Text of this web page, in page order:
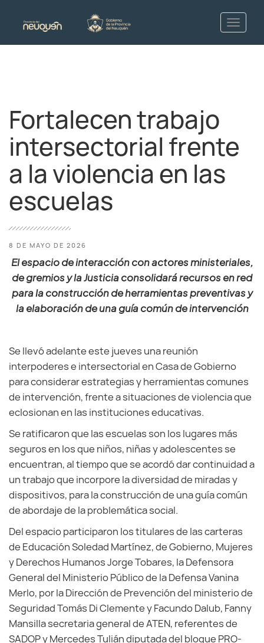
Fortalecen trabajo
intersectorial frente
a la violencia en las
escuelas
8 DE MAYO DE 2026
El espacio de interacción con actores ministeriales,
de gremios y la Justicia consolidará recursos en red
para la construcción de herramientas preventivas y
la elaboración de una guía común de intervención
Se llevó adelante este jueves una reunión
interpoderes e intersectorial en Casa de Gobierno
para considerar estrategias y herramientas comunes
de intervención, frente a situaciones de violencia que
eclosionan en las instituciones educativas.
Se ratificaron que las escuelas son los lugares más
seguros en los que niños, niñas y adolescentes se
encuentran, al tiempo que se acordó dar continuidad a
un trabajo que incorpore la diversidad de miradas y
dispositivos, para la construcción de una guía común
de abordaje de la problemática social.
Del espacio participaron los titulares de las carteras
de Educación Soledad Martínez, de Gobierno, Mujeres
y Derechos Humanos Jorge Tobares, la Defensora
General del Ministerio Público de la Defensa Vanina
Merlo, por la Dirección de Prevención del ministerio de
Seguridad Tomás Di Clemente y Facundo Dalub, Fanny
Mansilla secretaria general de ATEN, referentes de
SADOP y Mercedes Tulián diputada del bloque PRO-